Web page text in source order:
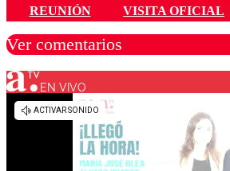
REUNIÓN
VISITA OFICIAL
Ver comentarios
Los comentarios son moderados
diálogo respetuoso.
EN VIVO